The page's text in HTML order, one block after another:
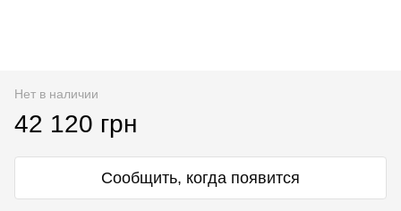
Нет в наличии
42 120 грн
Сообщить, когда появится